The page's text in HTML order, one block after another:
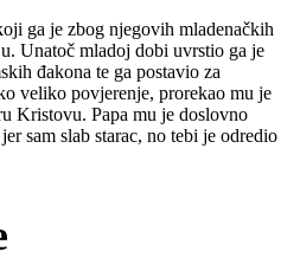
ga je zbog njegovih mladenačkih
Unatoč mladoj dobi uvrstio ga je
đakona te ga postavio za
veliko povjerenje, prorekao mu je
Kristovu. Papa mu je doslovno
sam slab starac, no tebi je odredio